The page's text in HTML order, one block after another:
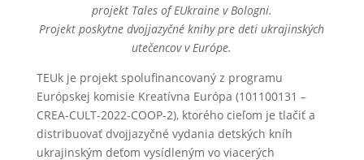
projekt Tales of EUkraine v Bologni.
Projekt poskytne dvojjazyčné knihy pre deti ukrajinských
utečencov v Európe.
TEUk je projekt spolufinancovaný z programu
Európskej komisie Kreatívna Európa (101100131 –
CREA-CULT-2022-COOP-2), ktorého cieľom je tlačiť a
distribuovať dvojjazyčné vydania detských kníh
ukrajinským deťom vysídleným vo viacerých